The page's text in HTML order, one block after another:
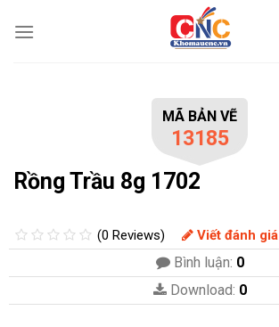
MÃ BẢN VẼ
13185
Rồng Trầu 8g 1702
(0 Reviews) Viết đánh giá
Bình luận: 0
Download: 0